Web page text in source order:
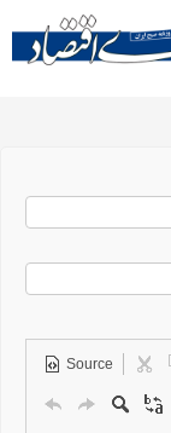
main
content
Source